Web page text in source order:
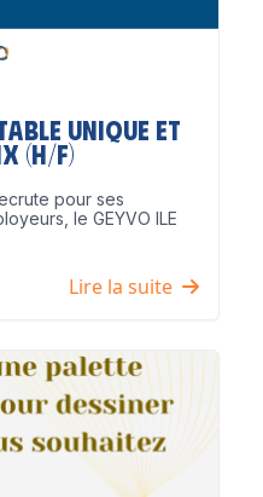
unique et
(H/F)
pour ses
le GEYVO ILE
Lire la suite